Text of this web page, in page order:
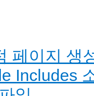
페이지 생
Includes